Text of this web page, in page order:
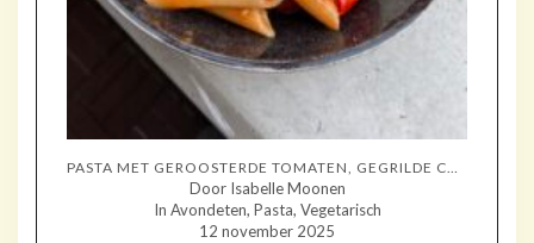
PASTA MET GEROOSTERDE TOMATEN, GEGRILDE COURGETTE EN MOZZARELLA
Door Isabelle Moonen
In Avondeten, Pasta, Vegetarisch
12 november 2025